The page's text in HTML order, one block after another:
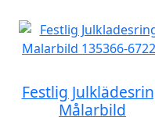
Festlig
Målarbild